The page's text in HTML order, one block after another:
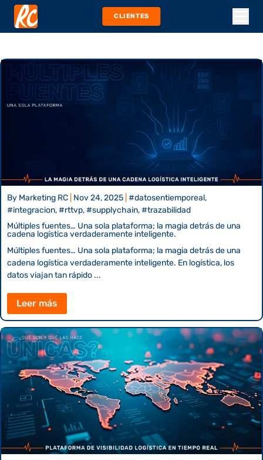
CLIENTES
By Marketing RC Nov 24, 2025 #datosentiemporeal,
#integracion, #rttvp, #supplychain, #trazabilidad
Múltiples fuentes… Una sola plataforma; la magia detrás de una
cadena logística verdaderamente inteligente.
Múltiples fuentes… Una sola plataforma; la magia detrás de una
cadena logística verdaderamente inteligente. En logística, los
datos viajan tan rápido ...
Leer más